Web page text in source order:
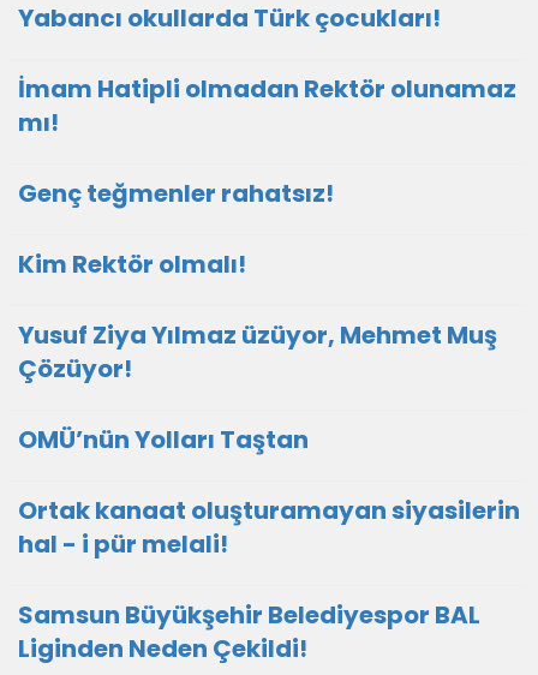
Yabancı okullarda Türk çocukları!
İmam Hatipli olmadan Rektör olunamaz
mı!
Genç teğmenler rahatsız!
Kim Rektör olmalı!
Yusuf Ziya Yılmaz üzüyor, Mehmet Muş
Çözüyor!
OMÜ’nün Yolları Taştan
Ortak kanaat oluşturamayan siyasilerin
hal - i pür melali!
Samsun Büyükşehir Belediyespor BAL
Liginden Neden Çekildi!